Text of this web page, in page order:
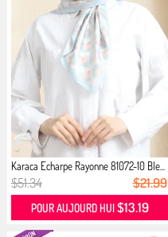
Karaca Echarpe Rayonne 81072-10 Ble...
$51.34 $21.99
POUR AUJOURD HUI $13.19